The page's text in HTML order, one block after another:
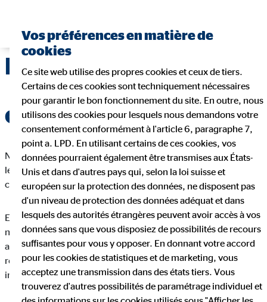
Nétiquette chez OVB
Qu'est-ce qu'une nétiquette ?
Nétiquette est la contraction de Net et Étiquette. Elle désigne
les règles de comportement socialement acceptées dans la
communication digitale.
Elle comprend les recommandations sur l'image publique, les
normes de comportement et les formes d'expression
acceptées. Une nétiquette est établie afin de promouvoir des
relations respectueuses entre les utilisateurs et d'empêcher les
insultes ou les propos haineux.
Vos préférences en matière de
cookies
Ce site web utilise des propres cookies et ceux de tiers.
Certains de ces cookies sont techniquement nécessaires
pour garantir le bon fonctionnement du site. En outre, nous
utilisons des cookies pour lesquels nous demandons votre
consentement conformément à l'article 6, paragraphe 7,
point a. LPD. En utilisant certains de ces cookies, vos
données pourraient également être transmises aux États-
Unis et dans d'autres pays qui, selon la loi suisse et
européen sur la protection des données, ne disposent pas
d'un niveau de protection des données adéquat et dans
lesquels des autorités étrangères peuvent avoir accès à vos
données sans que vous disposiez de possibilités de recours
suffisantes pour vous y opposer. En donnant votre accord
pour les cookies de statistiques et de marketing, vous
acceptez une transmission dans des états tiers. Vous
trouverez d'autres possibilités de paramétrage individuel et